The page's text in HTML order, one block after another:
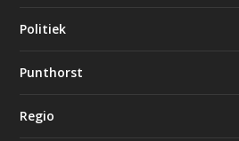
Politiek
Punthorst
Regio